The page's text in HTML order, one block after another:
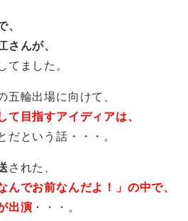
、
さんが、
てました。
五輪出場に向けて、
て目指すアイディアは、
だという話・・・。
された、
んでお前なんだよ！」の中で、
出演 ・・・。